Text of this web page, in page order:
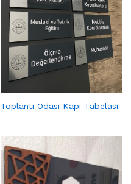
Toplantı Odası Kapı Tabelası